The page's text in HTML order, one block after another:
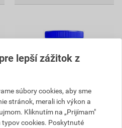
lepší zážitok z
súbory cookies, aby sme
stránok, merali ich výkon a
Kliknutím na „Prijímam"
cookies. Poskytnuté